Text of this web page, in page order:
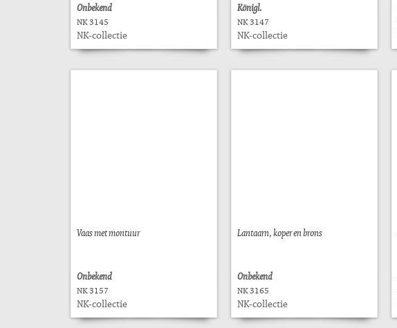
Onbekend
NK 3145
NK-collectie
Königl.
NK 3147
NK-collectie
Vaas met montuur
Onbekend
NK 3157
NK-collectie
Lantaarn, koper en brons
Onbekend
NK 3165
NK-collectie